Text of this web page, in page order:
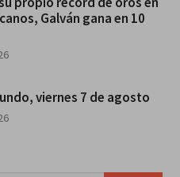
Galván gana en 10
viernes 7 de agosto